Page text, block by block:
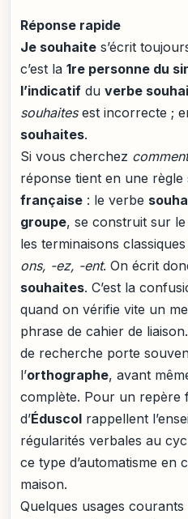
Réponse rapide
Je souhaite s’écrit
c’est la 1re personne du
l’indicatif du verbe
souhaitesest incorrecte ;
souhaites.
Si vous cherchez
réponse tient en une règle
française : le verbe
groupe, se construit sur
les terminaisons
ons, -ez, -ent. On écrit
souhaites. C’est la
quand on vérifie vite un
phrase de cahier de
de recherche porte
l’orthographe, avant
complète. Pour un repère
d’Éduscol rappellent
régularités verbales au
ce type d’automatisme en
maison.
Quelques usages